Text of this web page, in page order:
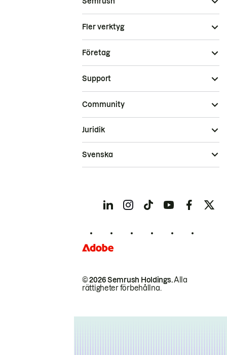
Fler verktyg
Företag
Support
Community
© 2026 Semrush Holdings.Alla
rättigheter förbehållna.
Juridik
Svenska